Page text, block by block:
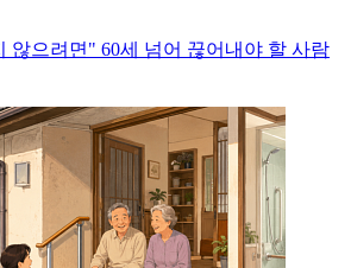
않으려면" 60세 넘어 끊어내야 할 사람